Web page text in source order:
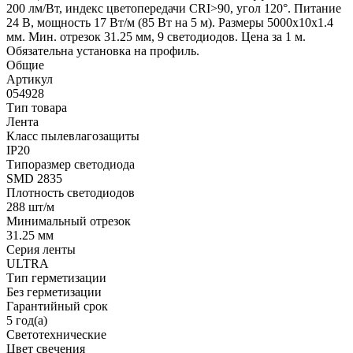
200 лм/Вт, индекс цветопередачи CRI>90, угол 120°. Питание
24 В, мощность 17 Вт/м (85 Вт на 5 м). Размеры 5000x10x1.4
мм. Мин. отрезок 31.25 мм, 9 светодиодов. Цена за 1 м.
Обязательна установка на профиль.
Общие
Артикул
054928
Тип товара
Лента
Класс пылевлагозащиты
IP20
Типоразмер светодиода
SMD 2835
Плотность светодиодов
288 шт/м
Минимальный отрезок
31.25 мм
Серия ленты
ULTRA
Тип герметизации
Без герметизации
Гарантийный срок
5 год(а)
Светотехнические
Цвет свечения